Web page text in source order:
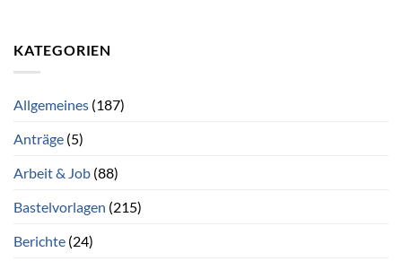
KATEGORIEN
Allgemeines (187)
Anträge (5)
Arbeit & Job (88)
Bastelvorlagen (215)
Berichte (24)